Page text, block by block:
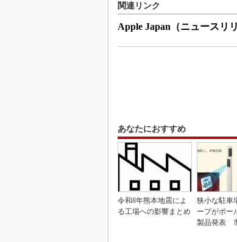
関連リンク
Apple Japan（ニュースリ
あなたにおすすめ
令和8年熊本地震によ
る工場への影響まとめ
狭小な駐車
ープがポー
製品発表